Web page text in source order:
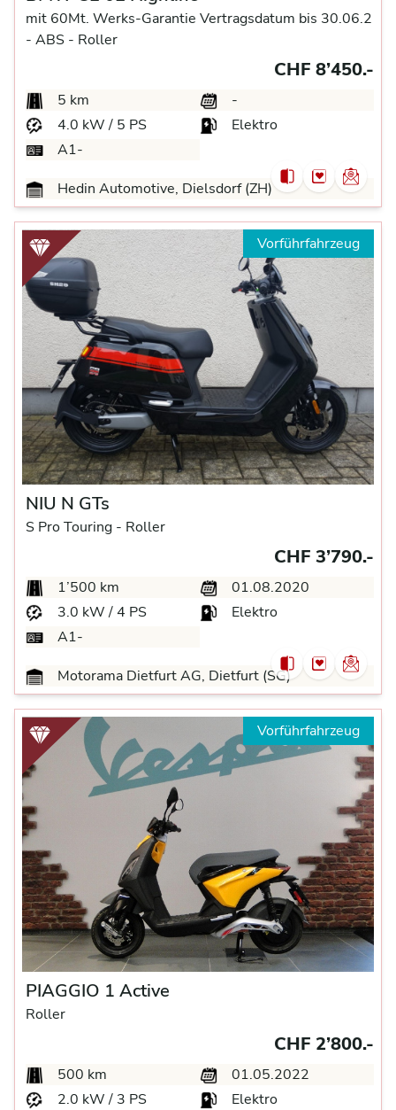
mit 60Mt. Werks-Garantie Vertragsdatum bis 30.06.2
- ABS - Roller
CHF 8’450.-
5 km
-
4.0 kW / 5 PS
Elektro
A1-
Hedin Automotive, Dielsdorf (ZH)
Vorführfahrzeug
NIU N GTs
S Pro Touring - Roller
CHF 3’790.-
1’500 km
01.08.2020
3.0 kW / 4 PS
Elektro
A1-
Motorama Dietfurt AG, Dietfurt (SG)
Vorführfahrzeug
PIAGGIO 1 Active
Roller
CHF 2’800.-
500 km
01.05.2022
2.0 kW / 3 PS
Elektro